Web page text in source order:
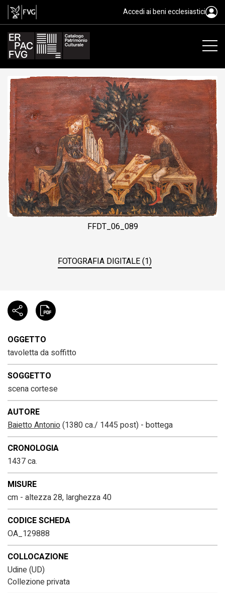
tavoletta da soffitto, Baietto
Accedi ai beni ecclesiastici
FFDT_06_089
FOTOGRAFIA DIGITALE (1)
OGGETTO
tavoletta da soffitto
SOGGETTO
scena cortese
AUTORE
Baietto Antonio(1380 ca./ 1445 post) - bottega
CRONOLOGIA
1437 ca.
MISURE
cm - altezza 28, larghezza 40
CODICE SCHEDA
OA_129888
COLLOCAZIONE
Udine (UD)
Collezione privata